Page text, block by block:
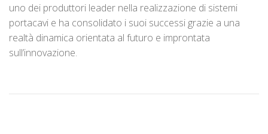
uno dei produttori leader nella realizzazione di sistemi
portacavi e ha consolidato i suoi successi grazie a una
realtà dinamica orientata al futuro e improntata
sull’innovazione.